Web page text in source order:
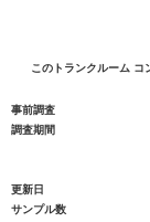
このトランクルーム コ
事前調査
調査期間
更新日
サンプル数